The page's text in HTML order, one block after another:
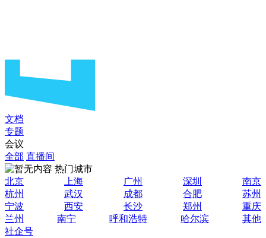
文档
专题
会议
全部 直播间
热门城市
北京
上海 广州 深圳
南京
杭州
武汉 成都 合肥
苏州
宁波
西安 长沙 郑州
重庆
兰州
南宁 呼和浩特 哈尔滨
其他
社企号